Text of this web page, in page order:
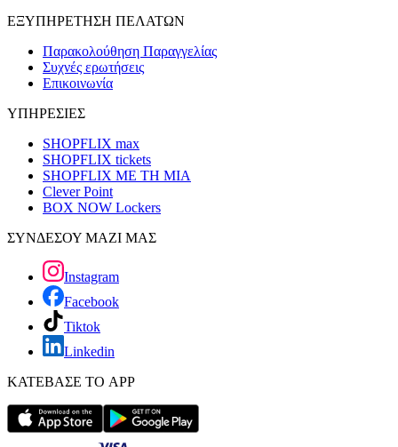
ΕΞΥΠΗΡΕΤΗΣΗ ΠΕΛΑΤΩΝ
Παρακολούθηση Παραγγελίας
Συχνές ερωτήσεις
Επικοινωνία
ΥΠΗΡΕΣΙΕΣ
SHOPFLIX max
SHOPFLIX tickets
SHOPFLIX ΜΕ ΤΗ ΜΙΑ
Clever Point
BOX NOW Lockers
ΣΥΝΔΕΣΟΥ ΜΑΖΙ ΜΑΣ
Instagram
Facebook
Tiktok
Linkedin
ΚΑΤΕΒΑΣΕ ΤΟ APP